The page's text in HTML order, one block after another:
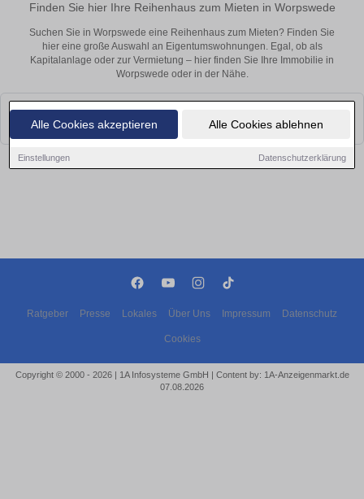
Alle Cookies akzeptieren Alle Cookies ablehnen
Einstellungen Datenschutzerklärung
Finden Sie hier Ihre Reihenhaus zum Mieten in Worpswede
Suchen Sie in Worpswede eine Reihenhaus zum Mieten? Finden Sie
hier eine große Auswahl an Eigentumswohnungen. Egal, ob als
Kapitalanlage oder zur Vermietung – hier finden Sie Ihre Immobilie in
Worpswede oder in der Nähe.
Leider konnten wir derzeit keine passenden Objekte finden. Schauen Sie
bald wieder vorbei!
Ratgeber Presse Lokales Über Uns Impressum Datenschutz
Cookies
Copyright © 2000 - 2026 | 1A Infosysteme GmbH | Content by: 1A-Anzeigenmarkt.de
07.08.2026